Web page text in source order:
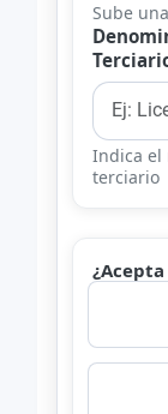
Sube
Indica el
terciario